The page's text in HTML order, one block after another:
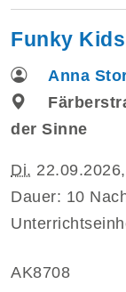
Funky
Anna
der Sinne
Di.
Dauer: 10
AK8708